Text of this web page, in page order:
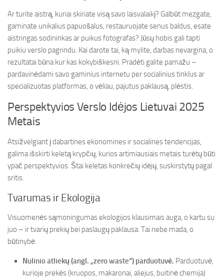
Ar turite aistrą, kuriai skiriate visą savo laisvalaikį? Galbūt mezgate,
gaminate unikalius papuošalus, restauruojate senus baldus, esate
aistringas sodininkas ar puikus fotografas? Jūsų hobis gali tapti
puikiu verslo pagrindu. Kai darote tai, ką mylite, darbas nevargina, o
rezultatai būna kur kas kokybiškesni. Pradėti galite pamažu –
pardavinėdami savo gaminius internetu per socialinius tinklus ar
specializuotas platformas, o vėliau, pajutus paklausą, plėstis.
Perspektyvios Verslo Idėjos Lietuvai 2025
Metais
Atsižvelgiant į dabartines ekonomines ir socialines tendencijas,
galima išskirti keletą krypčių, kurios artimiausiais metais turėtų būti
ypač perspektyvios. Štai keletas konkrečių idėjų, suskirstytų pagal
sritis.
Tvarumas ir Ekologija
Visuomenės sąmoningumas ekologijos klausimais auga, o kartu su
juo – ir tvarių prekių bei paslaugų paklausa. Tai nebe mada, o
būtinybė.
Nulinio atliekų (angl. „zero waste“) parduotuvė. Parduotuvė,
kurioje prekės (kruopos, makaronai, aliejus, buitinė chemija)